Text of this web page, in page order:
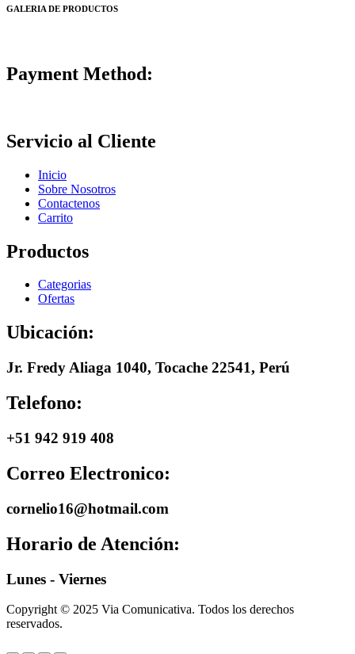
GALERIA DE PRODUCTOS
Payment Method:
Servicio al Cliente
Inicio
Sobre Nosotros
Contactenos
Carrito
Productos
Categorias
Ofertas
Ubicación:
Jr. Fredy Aliaga 1040, Tocache 22541, Perú
Telefono:
+51 942 919 408
Correo Electronico:
cornelio16@hotmail.com
Horario de Atención:
Lunes - Viernes
Copyright © 2025 Via Comunicativa. Todos los derechos
reservados.